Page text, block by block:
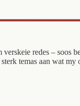
redes – soos
temas aan wat my